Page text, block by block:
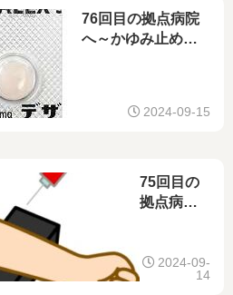
76回目の拠点病院
へ～かゆみ止めの
2024-09-15
75回目の
拠点病院
果～2024-09-
14